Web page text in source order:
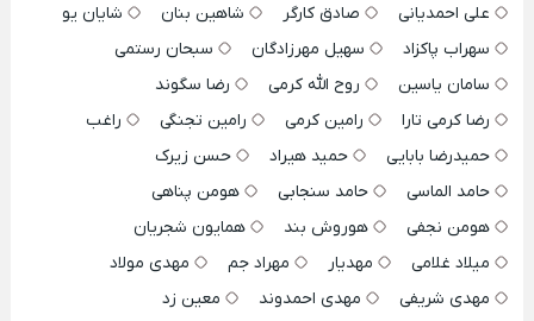
علی احمدیانی
صادق کارگر شاهین بنان
شایان یو
سهراب پاکزاد
سهیل مهرزادگان
سبحان رستمی
سامان یاسین
روح الله کرمی
رضا سگوند
رضا کرمی تارا
رامین کرمی رامین تجنگی
راغب
حمیدرضا بابایی
حمید هیراد
حسن زیرک
حامد الماسی
حامد سنجابی
هومن پناهی
هومن نجفی
هوروش بند
همایون شجریان
میلاد غلامی
مهدیار مهراد جم
مهدی مولاد
مهدی شریفی
مهدی احمدوند
معین زد